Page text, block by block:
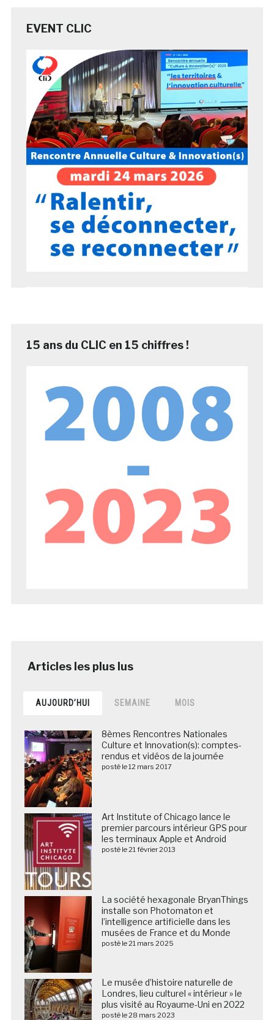
EVENT CLIC
15 ans du CLIC en 15 chiffres !
AUJOURD’HUI SEMAINE MOIS
8èmes Rencontres Nationales
Culture et Innovation(s): comptes-
rendus et vidéos de la journée
posté le 12 mars 2017
Art Institute of Chicago lance le
premier parcours intérieur GPS pour
les terminaux Apple et Android
posté le 21 février 2013
La société hexagonale BryanThings
installe son Photomaton et
l’intelligence artificielle dans les
musées de France et du Monde
posté le 21 mars 2025
Le musée d’histoire naturelle de
Londres, lieu culturel « intérieur » le
plus visité au Royaume-Uni en 2022
posté le 28 mars 2023